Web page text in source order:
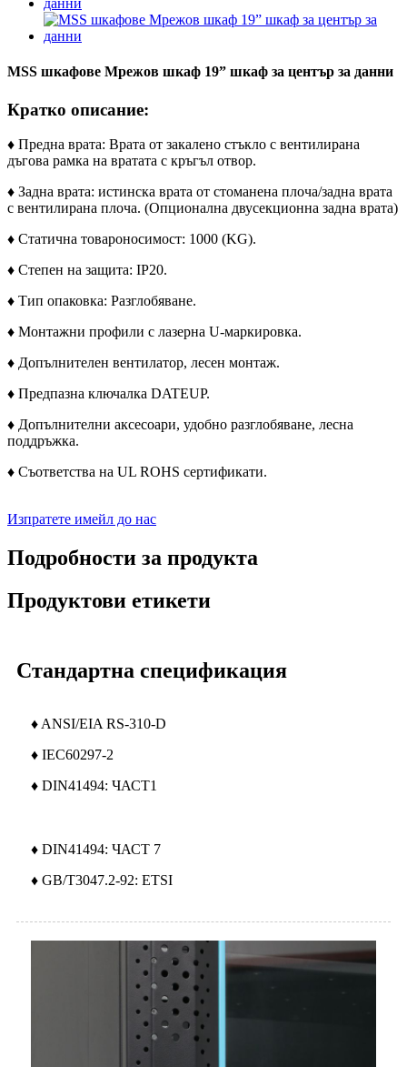
MSS шкафове Мрежов шкаф 19” шкаф за център за данни
Кратко описание:
♦ Предна врата: Врата от закалено стъкло с вентилирана
дъгова рамка на вратата с кръгъл отвор.
♦ Задна врата: истинска врата от стоманена плоча/задна врата
с вентилирана плоча. (Опционална двусекционна задна врата)
♦ Статична товароносимост: 1000 (KG).
♦ Степен на защита: IP20.
♦ Тип опаковка: Разглобяване.
♦ Монтажни профили с лазерна U-маркировка.
♦ Допълнителен вентилатор, лесен монтаж.
♦ Предпазна ключалка DATEUP.
♦ Допълнителни аксесоари, удобно разглобяване, лесна
поддръжка.
♦ Съответства на UL ROHS сертификати.
Изпратете имейл до нас
Подробности за продукта
Продуктови етикети
Стандартна спецификация
♦ ANSI/EIA RS-310-D
♦ IEC60297-2
♦ DIN41494: ЧАСТ1
♦ DIN41494: ЧАСТ 7
♦ GB/T3047.2-92: ETSI